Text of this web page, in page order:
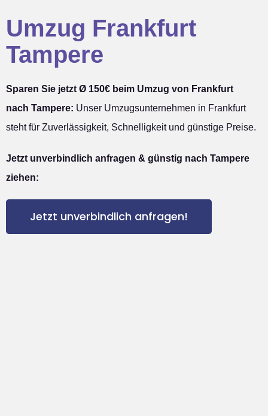
Umzug Frankfurt
Tampere
Sparen Sie jetzt Ø 150€ beim Umzug von Frankfurt
nach Tampere: Unser Umzugsunternehmen in Frankfurt
steht für Zuverlässigkeit, Schnelligkeit und günstige Preise.
Jetzt unverbindlich anfragen & günstig nach Tampere
ziehen:
Jetzt unverbindlich anfragen!